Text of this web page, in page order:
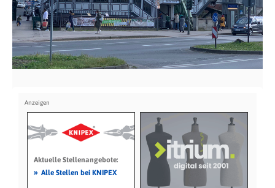
Aktuelle Stellenangebote:
» Alle Stellen bei KNIPEX